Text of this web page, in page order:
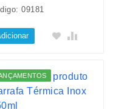
09181